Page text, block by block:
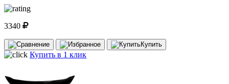
3340
Купить
Купить в 1 клик